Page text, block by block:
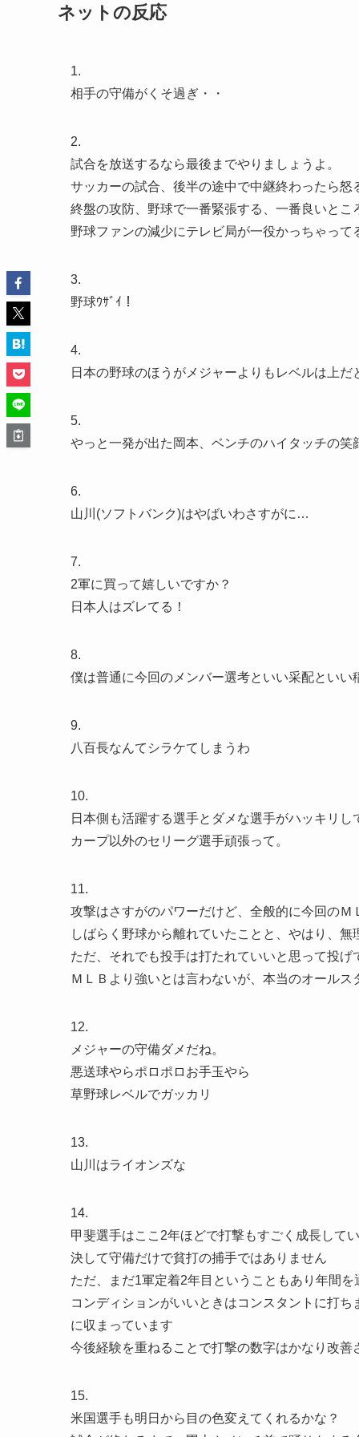
ネットの反応
1.
相手の守備がくそ過ぎ・・
2.
試合を放送するなら最後までやりましょうよ。
サッカーの試合、後半の途中で中継終わったら怒
終盤の攻防、野球で一番緊張する、一番良いとこ
野球ファンの減少にテレビ局が一役かっちゃって
3.
野球ｳｻﾞｲ！
4.
日本の野球のほうがメジャーよりもレベルは上だ
5.
やっと一発が出た岡本、ベンチのハイタッチの
6.
山川(ソフトバンク)はやばいわさすがに…
7.
2軍に買って嬉しいですか？
日本人はズレてる！
8.
僕は普通に今回のメンバー選考といい采配とい
9.
八百長なんてシラケてしまうわ
10.
日本側も活躍する選手とダメな選手がハッキリし
カープ以外のセリーグ選手頑張って。
11.
攻撃はさすがのパワーだけど、全般的に今回のＭ
しばらく野球から離れていたことと、やはり、
ただ、それでも投手は打たれていいと思って投
ＭＬＢより強いとは言わないが、本当のオール
12.
メジャーの守備ダメだね。
悪送球やらポロポロお手玉やら
草野球レベルでガッカリ
13.
山川はライオンズな
14.
甲斐選手はここ2年ほどで打撃もすごく成長して
決して守備だけで貧打の捕手ではありません
ただ、まだ1軍定着2年目ということもあり年間
コンディションがいいときはコンスタントに打
に収まっています
今後経験を重ねることで打撃の数字はかなり改善
15.
米国選手も明日から目の色変えてくれるかな？